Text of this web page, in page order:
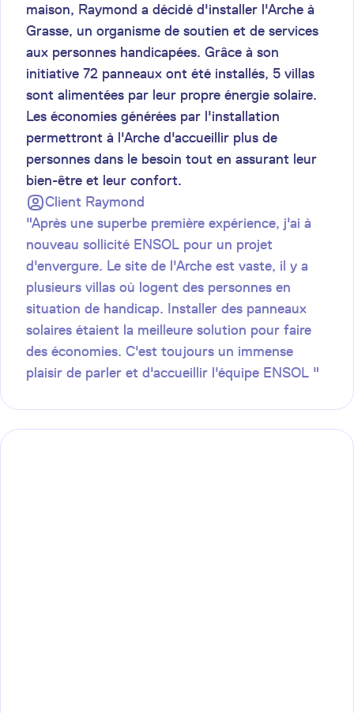
maison, Raymond a décidé d'installer l'Arche à
Grasse, un organisme de soutien et de services
aux personnes handicapées. Grâce à son
initiative 72 panneaux ont été installés, 5 villas
sont alimentées par leur propre énergie solaire.
Les économies générées par l'installation
permettront à l'Arche d'accueillir plus de
personnes dans le besoin tout en assurant leur
bien-être et leur confort.
Client Raymond
"Après une superbe première expérience, j'ai à
nouveau sollicité ENSOL pour un projet
d'envergure. Le site de l'Arche est vaste, il y a
plusieurs villas où logent des personnes en
situation de handicap. Installer des panneaux
solaires étaient la meilleure solution pour faire
des économies. C'est toujours un immense
plaisir de parler et d'accueillir l'équipe ENSOL "